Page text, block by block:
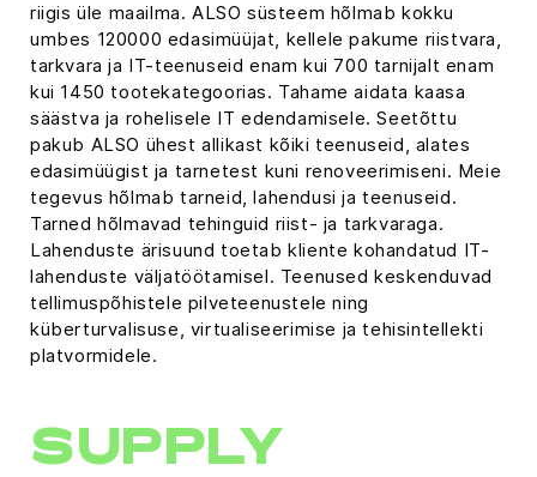
riigis üle maailma. ALSO süsteem hõlmab kokku
umbes 120000 edasimüüjat, kellele pakume riistvara,
tarkvara ja IT-teenuseid enam kui 700 tarnijalt enam
kui 1450 tootekategoorias. Tahame aidata kaasa
säästva ja rohelisele IT edendamisele. Seetõttu
pakub ALSO ühest allikast kõiki teenuseid, alates
edasimüügist ja tarnetest kuni renoveerimiseni. Meie
tegevus hõlmab tarneid, lahendusi ja teenuseid.
Tarned hõlmavad tehinguid riist- ja tarkvaraga.
Lahenduste ärisuund toetab kliente kohandatud IT-
lahenduste väljatöötamisel. Teenused keskenduvad
tellimuspõhistele pilveteenustele ning
küberturvalisuse, virtualiseerimise ja tehisintellekti
platvormidele.
SUPPLY